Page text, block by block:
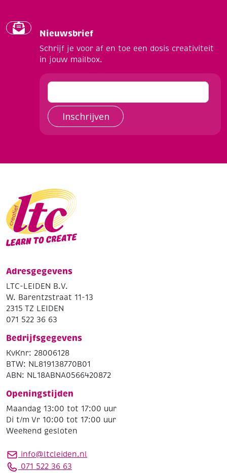
Nieuwsbrief
Schrijf je voor af en toe een dosis creativiteit
in jouw mailbox.
Inschrijven
Adresgegevens
LTC-LEIDEN B.V.
W. Barentzstraat 11-13
2315 TZ LEIDEN
071 522 36 63
Bedrijfsgegevens
KvKnr: 28006128
BTW: NL819138770B01
ABN: NL18ABNA0566420872
Openingstijden
Maandag 13:00 tot 17:00 uur
Di t/m Vr 10:00 tot 17:00 uur
Weekend gesloten
info@ltcleiden.nl
071 522 36 63